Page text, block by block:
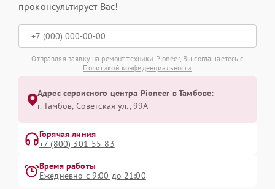
проконсультирует Вас!
Отправляя заявку на ремонт техники Pioneer, Вы соглашаетесь с
Политикой конфиденциальности
Адрес сервисного центра Pioneer в Тамбове:
г. Тамбов, Советская ул., 99А
Горячая линия
+7 (800) 301-55-83
Время работы
Ежедневно с 9:00 до 21:00